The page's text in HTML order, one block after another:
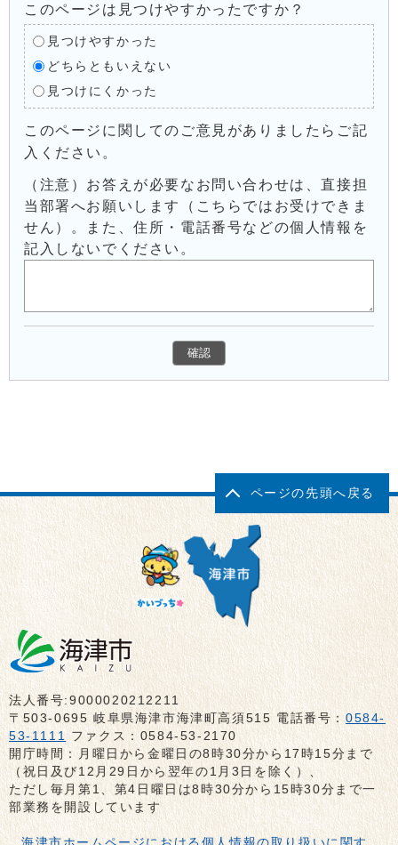
このページは見つけやすかったですか？
見つけやすかった
どちらともいえない
見つけにくかった
このページに関してのご意見がありましたらご記
入ください。
（注意）お答えが必要なお問い合わせは、直接担
当部署へお願いします（こちらではお受けできま
せん）。また、住所・電話番号などの個人情報を
記入しないでください。
ページの先頭へ戻る
法人番号:9000020212211
〒503-0695 岐阜県海津市海津町高須515 電話番号：0584-
53-1111 ファクス：0584-53-2170
開庁時間：月曜日から金曜日の8時30分から17時15分まで
（祝日及び12月29日から翌年の1月3日を除く）、
ただし毎月第1、第4日曜日は8時30分から15時30分まで一
部業務を開設しています